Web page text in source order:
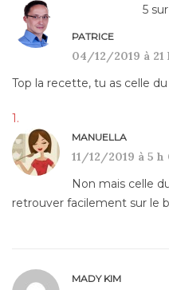
5 sur
PATRICE
04/12/2019 à 21
Top la recette, tu as celle
MANUELLA
11/12/2019 à 5
Non mais celle
retrouver facilement sur le
MADY KIM